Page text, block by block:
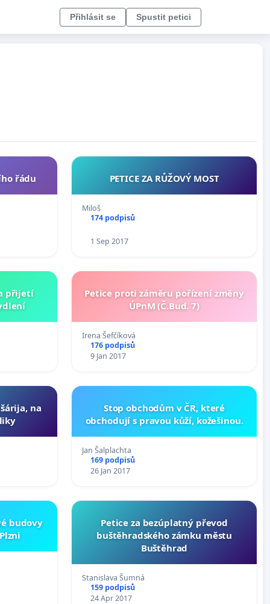
Přihlásit se Spustit petici
řádu PETICE ZA RŮŽOVÝ MOST
Miloš
174 podpisů
1 Sep 2017
přijetí
Petice proti záměru pořízení změny
ÚPnM (Č.Bud. 7)
Irena Šefčíková
176 podpisů
9 Jan 2017
na
Stop obchodům v ČR, které
obchodují s pravou kůží, kožešinou.
Jan Šalplachta
169 podpisů
26 Jan 2017
budovy
Petice za bezúplatný převod
buštěhradského zámku městu
Buštěhrad
Stanislava Šumná
159 podpisů
24 Apr 2017